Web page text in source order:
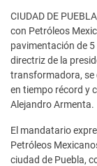
CIUDAD DE
con Petróleos
pavimentación de
directriz de la
transformadora, se
en tiempo récord y
Alejandro Armenta.
El mandatario
Petróleos
ciudad de Puebla,